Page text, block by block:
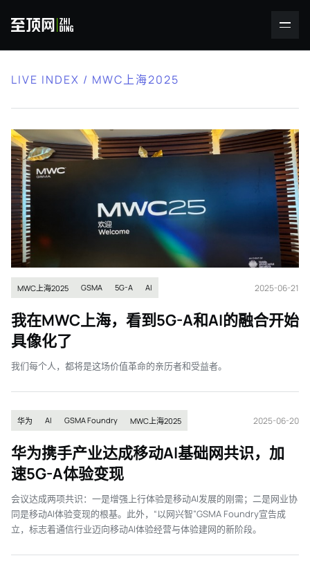
LIVE INDEX / MWC上海2025
MWC上海2025 GSMA 5G-A AI 2025-06-21
我在MWC上海，看到5G-A和AI的融合开始
具像化了
我们每个人，都将是这场价值革命的亲历者和受益者。
华为 AI GSMA Foundry MWC上海2025 2025-06-20
华为携手产业达成移动AI基础网共识，加
速5G-A体验变现
会议达成两项共识：一是增强上行体验是移动AI发展的刚需；二是网业协
同是移动AI体验变现的根基。此外，“以网兴智”GSMA Foundry宣告成
立，标志着通信行业迈向移动AI体验经营与体验建网的新阶段。